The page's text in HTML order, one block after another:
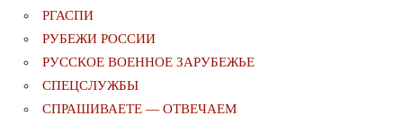
РГАСПИ
РУБЕЖИ РОССИИ
РУССКОЕ ВОЕННОЕ ЗАРУБЕЖЬЕ
СПЕЦСЛУЖБЫ
СПРАШИВАЕТЕ — ОТВЕЧАЕМ